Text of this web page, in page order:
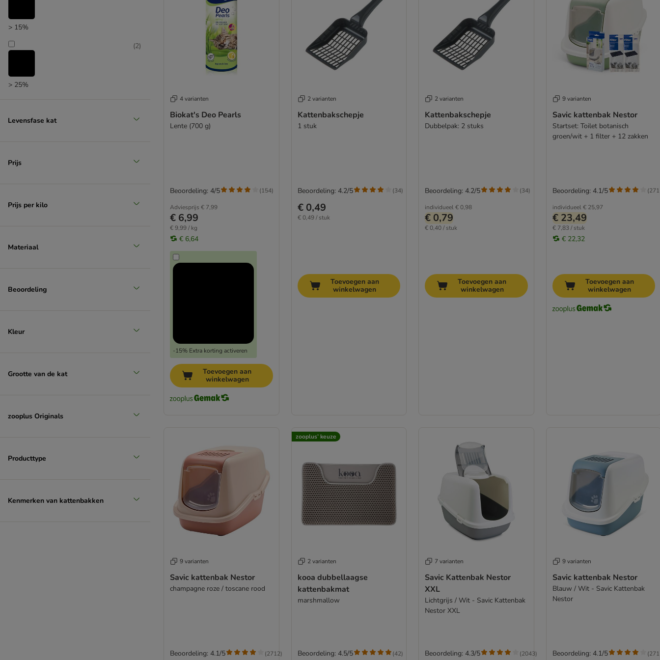
> 15%
> 25%
(2)
(1)
Levensfase kat
Prijs
Prijs per kilo
Materiaal
Beoordeling
Kleur
Grootte van de kat
zooplus Originals
Producttype
Kenmerken van kattenbakken
4 varianten
Biokat's Deo Pearls
Lente (700 g)
Adviesprijs € 7,99
€ 6,99
€ 9,99 / kg
€ 6,64
-15% Extra korting activeren
Beoordeling: 4/5 (154)
Toevoegen aan
winkelwagen
2 varianten
Kattenbakschepje
1 stuk
€ 0,49
€ 0,49 / stuk
Beoordeling: 4.2/5 (34)
Toevoegen aan
winkelwagen
2 varianten
Kattenbakschepje
Dubbelpak: 2 stuks
individueel€ 0,98
€ 0,79
€ 0,40 / stuk
Beoordeling: 4.2/5 (34)
Toevoegen aan
winkelwagen
9 varianten
Savic kattenbak Nestor
Startset: Toilet botanisch
groen/wit + 1 filter + 12 zakken
individueel € 25,97
€ 23,49
€ 7,83 / stuk
€ 22,32
Beoordeling: 4.1/5 (
Toevoegen aan
winkelwagen
9 varianten
Savic kattenbak Nestor
champagne roze / toscane rood
Beoordeling: 4.1/5 (2712)
zooplus’ keuze
2 varianten
kooa dubbellaagse
kattenbakmat
marshmallow
Beoordeling: 4.5/5 (42)
7 varianten
Savic Kattenbak Nestor
XXL
Lichtgrijs / Wit - Savic Kattenbak
Nestor XXL
Beoordeling: 4.3/5 (2043)
9 varianten
Savic kattenbak Nestor
Blauw / Wit - Savic Kattenbak
Nestor
Beoordeling: 4.1/5 (